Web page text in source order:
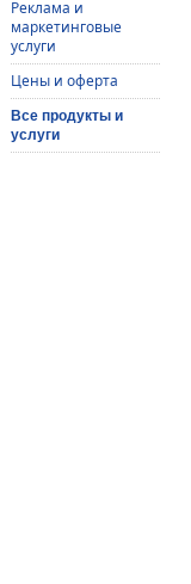
Реклама и
маркетинговые
услуги
Цены и оферта
Все продукты и
услуги